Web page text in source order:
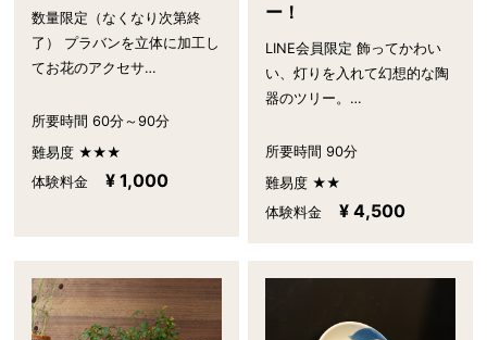
数量限定（なくなり次第終
了） プラバンを立体に加工し
てお花のアクセサ…
所要時間 60分～90分
難易度 ★★★
体験料金
¥ 1,000
ー！
LINE会員限定 飾ってかわい
い、灯りを入れて幻想的な陶
器のツリー。…
所要時間 90分
難易度 ★★
体験料金
¥ 4,500